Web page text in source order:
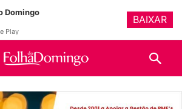
Domingo
Play
BAIXAR